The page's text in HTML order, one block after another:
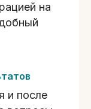
на
и после